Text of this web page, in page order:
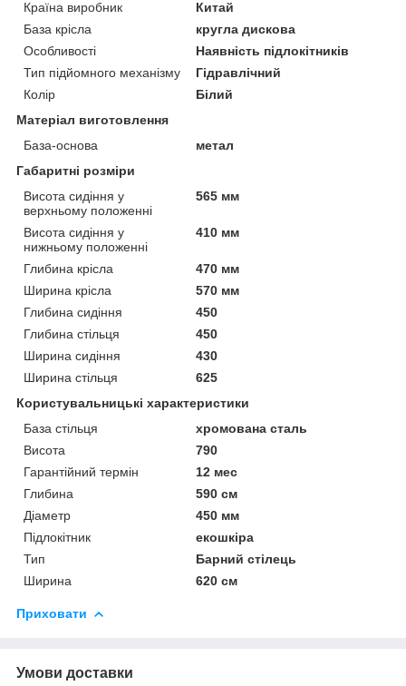
Країна виробник
Китай
База крісла
кругла дискова
Особливості
Наявність підлокітників
Тип підйомного механізму
Гідравлічний
Колір
Білий
Матеріал виготовлення
База-основа
метал
Габаритні розміри
Висота сидіння у
верхньому положенні
565 мм
Висота сидіння у
нижньому положенні
410 мм
Глибина крісла
470 мм
Ширина крісла
570 мм
Глибина сидіння
450
Глибина стільця
450
Ширина сидіння
430
Ширина стільця
625
Користувальницькі характеристики
База стільця
хромована сталь
Висота
790
Гарантійний термін
12 мес
Глибина
590 см
Діаметр
450 мм
Підлокітник
екошкіра
Тип
Барний стілець
Ширина
620 см
Приховати
Умови доставки